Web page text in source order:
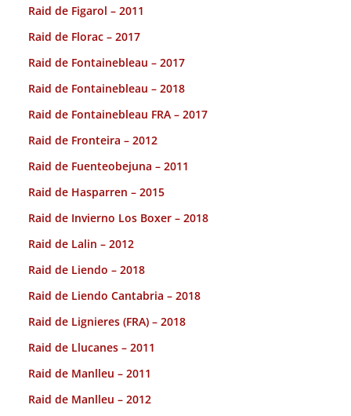
Raid de Figarol – 2011
Raid de Florac – 2017
Raid de Fontainebleau – 2017
Raid de Fontainebleau – 2018
Raid de Fontainebleau FRA – 2017
Raid de Fronteira – 2012
Raid de Fuenteobejuna – 2011
Raid de Hasparren – 2015
Raid de Invierno Los Boxer – 2018
Raid de Lalin – 2012
Raid de Liendo – 2018
Raid de Liendo Cantabria – 2018
Raid de Lignieres (FRA) – 2018
Raid de Llucanes – 2011
Raid de Manlleu – 2011
Raid de Manlleu – 2012